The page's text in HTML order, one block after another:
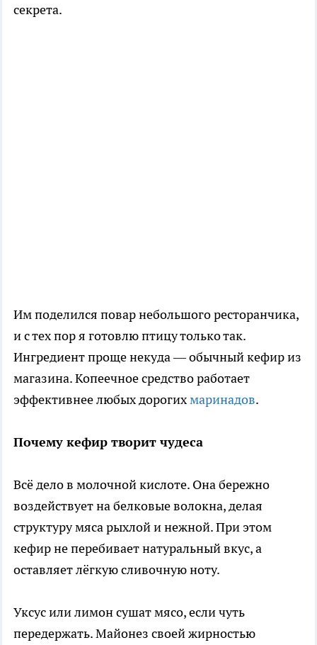
секрета.
Им поделился повар небольшого ресторанчика,
и с тех пор я готовлю птицу только так.
Ингредиент проще некуда — обычный кефир из
магазина. Копеечное средство работает
эффективнее любых дорогихмаринадов.
Почему кефир творит чудеса
Всё дело в молочной кислоте. Она бережно
воздействует на белковые волокна, делая
структуру мяса рыхлой и нежной. При этом
кефир не перебивает натуральный вкус, а
оставляет лёгкую сливочную ноту.
Уксус или лимон сушат мясо, если чуть
передержать. Майонез своей жирностью